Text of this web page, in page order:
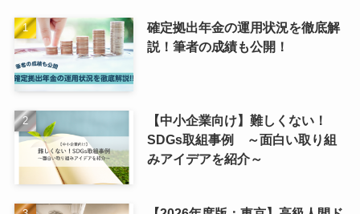
確定拠出年金の運用状況を徹底解
説！筆者の成績も公開！
【中小企業向け】難しくない！
SDGs取組事例 ～面白い取り組
みアイデアを紹介～